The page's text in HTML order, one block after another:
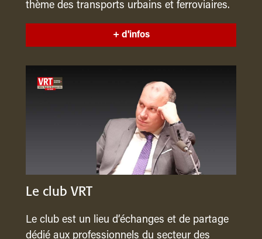
thème des transports urbains et ferroviaires.
+ d'infos
Le club VRT
Le club est un lieu d’échanges et de partage
dédié aux professionnels du secteur des